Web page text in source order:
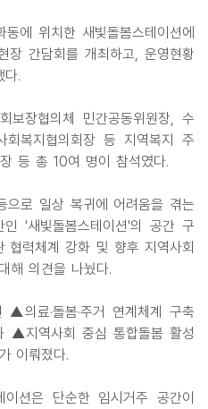
에 위치한 새빛돌봄스테이션에
장 간담회를 개최하고, 운영현황
다.
보장협의체 민간공동위원장, 수
회복지협의회장 등 지역복지 주
등 총 10여 명이 참석였다.
으로 일상 복귀에 어려움을 겪는
'새빛돌봄스테이션'의 공간 구
협력체계 강화 및 향후 지역사회
해 의견을 나눴다.
료·돌봄·주거 연계체계 구축
▲지역사회 중심 통합돌봄 활성
이뤄졌다.
이션은 단순한 임시거주 공간이